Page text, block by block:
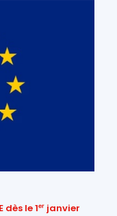
le 1ᵉʳ janvier